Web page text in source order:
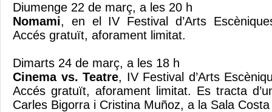
Diumenge 22 de març, a les 20 h
Nomami, en el IV Festival d’Arts
Accés gratuït, aforament limitat.
Dimarts 24 de març, a les 18 h
Cinema vs. Teatre, IV Festival d’Arts
Accés gratuït, aforament limitat. Es tracta
Carles Bigorra i Cristina Muñoz, a la Sala